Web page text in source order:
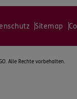
Sitemap
Alle Rechte vorbehalten.